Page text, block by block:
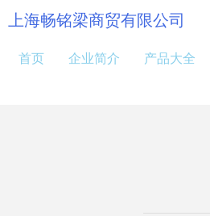
上海畅铭梁商贸有限公司
首页 企业简介 产品大全